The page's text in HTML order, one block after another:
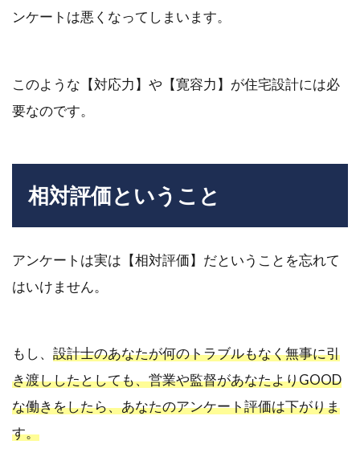
ンケートは悪くなってしまいます。
このような【対応力】や【寛容力】が住宅設計には必
要なのです。
相対評価ということ
アンケートは実は 【相対評価】だということを忘れて
はいけません。
もし、 設計士のあなたが何のトラブルもなく無事に引
き渡ししたとしても、営業や監督があなたよりGOOD
な働きをしたら、あなたのアンケート評価は下がりま
す。